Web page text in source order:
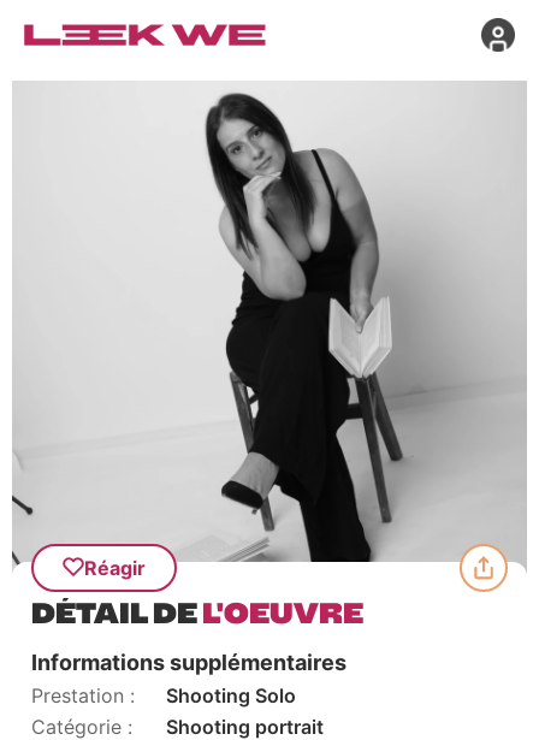
Réagir
DÉTAIL DEL'OEUVRE
Informations supplémentaires
Prestation
Shooting Solo
Catégorie
Shooting portrait